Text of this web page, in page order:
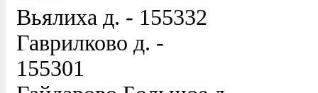
Вьялиха д. - 155332
Гаврилково д. -
155301